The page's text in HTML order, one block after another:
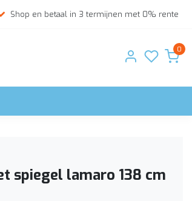
Shop en betaal in 3 termijnen met 0% rente
0
spiegel lamaro 138 cm